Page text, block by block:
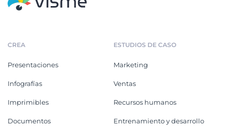
CREA
Presentaciones
Infografías
Imprimibles
Documentos
ESTUDIOS DE CASO
Marketing
Ventas
Recursos humanos
Entrenamiento y desarrollo